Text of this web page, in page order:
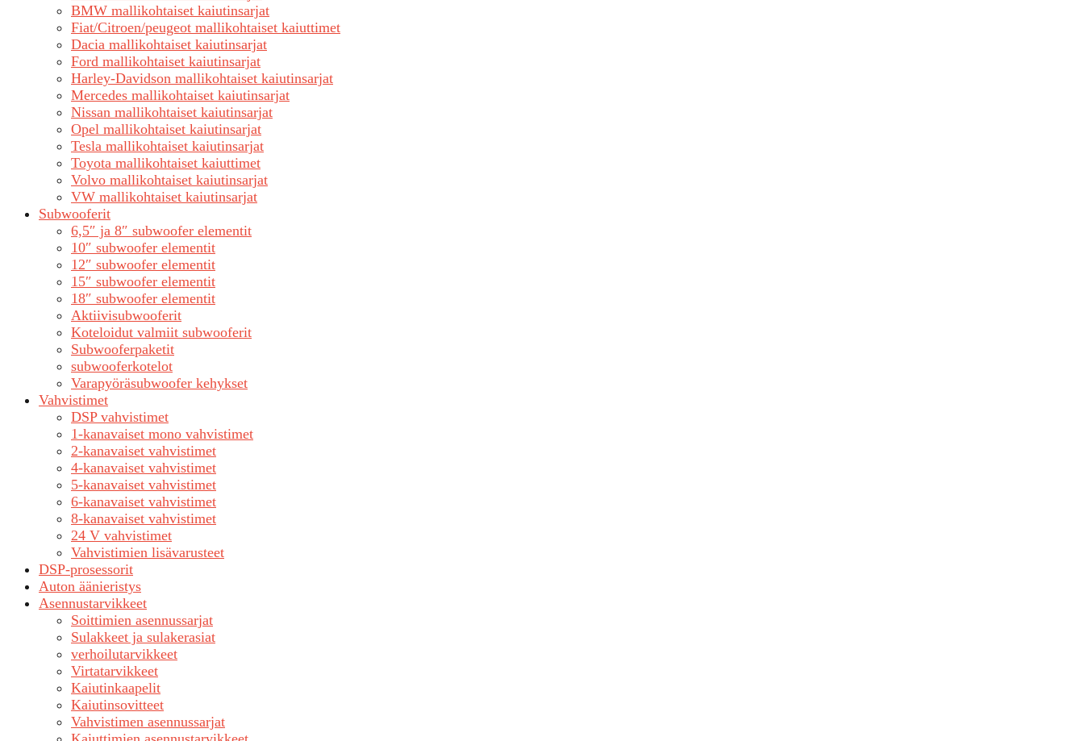
BMW mallikohtaiset kaiutinsarjat
Fiat/Citroen/peugeot mallikohtaiset kaiuttimet
Dacia mallikohtaiset kaiutinsarjat
Ford mallikohtaiset kaiutinsarjat
Harley-Davidson mallikohtaiset kaiutinsarjat
Mercedes mallikohtaiset kaiutinsarjat
Nissan mallikohtaiset kaiutinsarjat
Opel mallikohtaiset kaiutinsarjat
Tesla mallikohtaiset kaiutinsarjat
Toyota mallikohtaiset kaiuttimet
Volvo mallikohtaiset kaiutinsarjat
VW mallikohtaiset kaiutinsarjat
Subwooferit
6,5″ ja 8″ subwoofer elementit
10″ subwoofer elementit
12″ subwoofer elementit
15″ subwoofer elementit
18″ subwoofer elementit
Aktiivisubwooferit
Koteloidut valmiit subwooferit
Subwooferpaketit
subwooferkotelot
Varapyöräsubwoofer kehykset
Vahvistimet
DSP vahvistimet
1-kanavaiset mono vahvistimet
2-kanavaiset vahvistimet
4-kanavaiset vahvistimet
5-kanavaiset vahvistimet
6-kanavaiset vahvistimet
8-kanavaiset vahvistimet
24 V vahvistimet
Vahvistimien lisävarusteet
DSP-prosessorit
Auton äänieristys
Asennustarvikkeet
Soittimien asennussarjat
Sulakkeet ja sulakerasiat
verhoilutarvikkeet
Virtatarvikkeet
Kaiutinkaapelit
Kaiutinsovitteet
Vahvistimen asennussarjat